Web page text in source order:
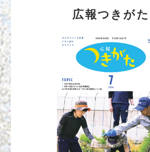
広報つきがた